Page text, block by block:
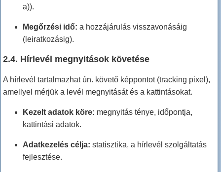
a)).
Megőrzési idő: a hozzájárulás visszavonásáig
(leiratkozásig).
2.4. Hírlevél megnyitások követése
A hírlevél tartalmazhat ún. követő képpontot (tracking pixel),
amellyel mérjük a levél megnyitását és a kattintásokat.
Kezelt adatok köre: megnyitás ténye, időpontja,
kattintási adatok.
Adatkezelés célja: statisztika, a hírlevél szolgáltatás
fejlesztése.